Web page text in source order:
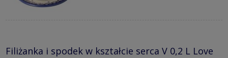
Filiżanka i spodek w kształcie serca V 0,2 L Love